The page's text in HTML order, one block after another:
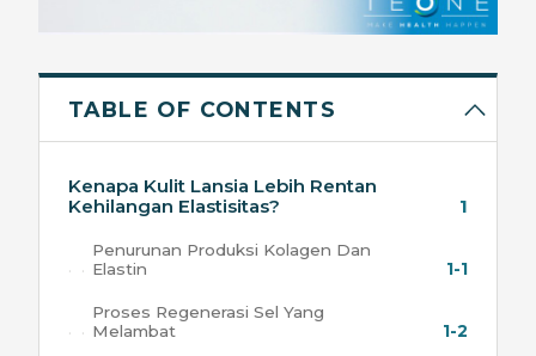
TABLE OF CONTENTS
Kenapa Kulit Lansia Lebih Rentan
Kehilangan Elastisitas?
1
Penurunan Produksi Kolagen Dan
Elastin
1-1
Proses Regenerasi Sel Yang
Melambat
1-2